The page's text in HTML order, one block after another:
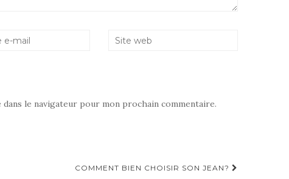
le navigateur pour mon prochain commentaire.
COMMENT BIEN CHOISIR SON JEAN?